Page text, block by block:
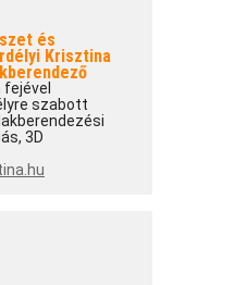
és
Krisztina
szabott
3D